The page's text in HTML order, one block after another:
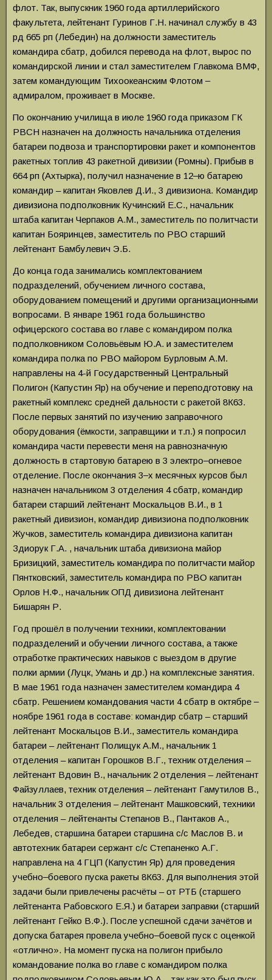
флот. Так, выпускник 1960 года артиллерийского
факультета, лейтенант Гуринов Г.Н. начинал службу в 43
рд 665 рп (Лебедин) на должности заместитель
командира сбатр, добился перевода на флот, вырос по
командирской линии и стал заместителем Главкома ВМФ,
затем командующим Тихоокеанским Флотом ‒
адмиралом, проживает в Москве.
По окончанию училища в июле 1960 года приказом ГК
РВСН назначен на должность начальника отделения
батареи подвоза и транспортировки ракет и компонентов
ракетных топлив 43 ракетной дивизии (Ромны). Прибыв в
664 рп (Ахтырка), получил назначение в 12‒ю батарею
командир – капитан Яковлев Д.И., 3 дивизиона. Командир
дивизиона подполковник Кучинский Е.С., начальник
штаба капитан Черпаков А.М., заместитель по политчасти
капитан Бояринцев, заместитель по РВО старший
лейтенант Бамбулевич Э.Б.
До конца года занимались комплектованием
подразделений, обучением личного состава,
оборудованием помещений и другими организационными
вопросами. В январе 1961 года большинство
офицерского состава во главе с командиром полка
подполковником Соловьёвым Ю.А. и заместителем
командира полка по РВО майором Бурловым А.М.
направлены на 4-й Государственный Центральный
Полигон (Капустин Яр) на обучение и переподготовку на
ракетный комплекс средней дальности с ракетой 8К63.
После первых занятий по изучению заправочного
оборудования (ёмкости, заправщики и т.п.) я попросил
командира части перевести меня на равнозначную
должность в стартовую батарею в 3 электро‒огневое
отделение. После окончания 3‒х месячных курсов был
назначен начальником 3 отделения 4 сбатр, командир
батареи старший лейтенант Москальцов В.И., в 1
ракетный дивизион, командир дивизиона подполковник
Жучков, заместитель командира дивизиона капитан
Здиорук Г.А. , начальник штаба дивизиона майор
Бризицкий, заместитель командира по политчасти майор
Пянтковский, заместитель командира по РВО капитан
Орлов Н.Ф., начальник ОПД дивизиона лейтенант
Бишарян Р.
Год прошёл в получении техники, комплектовании
подразделений и обучении личного состава, а также
отработке практических навыков с выездом в другие
полки армии (Луцк, Умань и др.) на комплексные занятия.
В мае 1961 года назначен заместителем командира 4
сбатр. Решением командования части 4 сбатр в октябре ‒
ноябре 1961 года в составе: командир сбатр – старший
лейтенант Москальцов В.И., заместитель командира
батареи – лейтенант Полищук А.М., начальник 1
отделения – капитан Горошков В.Г., техник отделения –
лейтенант Вдовин В., начальник 2 отделения – лейтенант
Файзуллаев, техник отделения – лейтенант Гамутилов В.,
начальник 3 отделения – лейтенант Машковский, техники
отделения – лейтенанты Степанов В., Пантаков А.,
Лебедев, старшина батареи старшина с/с Маслов В. и
автотехник батареи сержант с/с Степаненко А.Г.
направлена на 4 ГЦП (Капустин Яр) для проведения
учебно‒боевого пуска ракеты 8К63. Для выполнения этой
задачи были привлечены расчёты – от РТБ (старшего
лейтенанта Рабовского Е.Я.) и батареи заправки (старший
лейтенант Гейко В.Ф.). После успешной сдачи зачётов и
допуска батарея провела учебно‒боевой пуск с оценкой
«отлично». На момент пуска на полигон прибыло
командование полка во главе с командиром полка